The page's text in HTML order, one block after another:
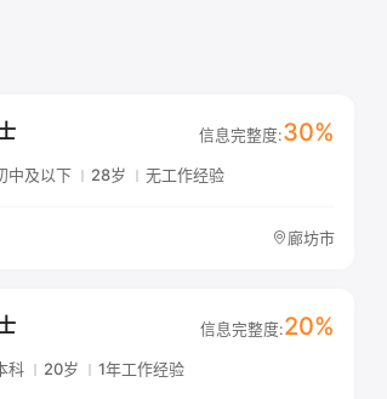
信息完整度:30%
中及以下 28岁 无工作经验
廊坊市
信息完整度:20%
科 20岁 1年工作经验